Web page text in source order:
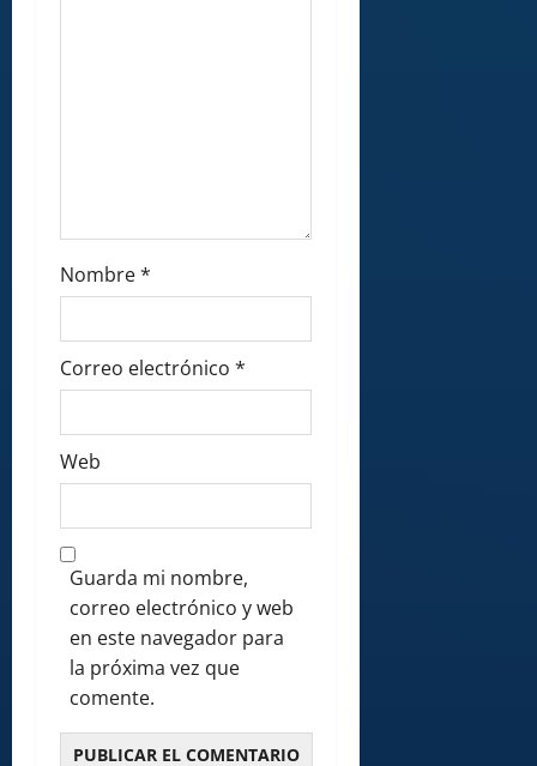
Nombre*
Correo electrónico *
Web
Guarda mi nombre,
correo electrónico y web
en este navegador para
la próxima vez que
comente.